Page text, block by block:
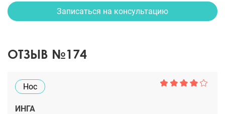
Записаться на консультацию
ОТЗЫВ №174
Нос
ИНГА